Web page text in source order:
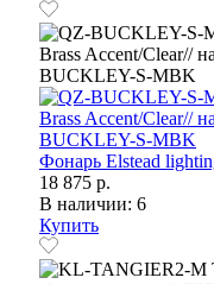
Фонарь Elstead
18 875 р.
В наличии: 6
Купить